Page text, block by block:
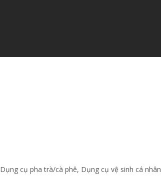
Dụng cụ pha trà/cà phê, Dụng cụ vệ sinh cá nhân